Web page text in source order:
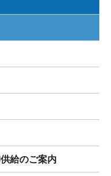
給のご案内